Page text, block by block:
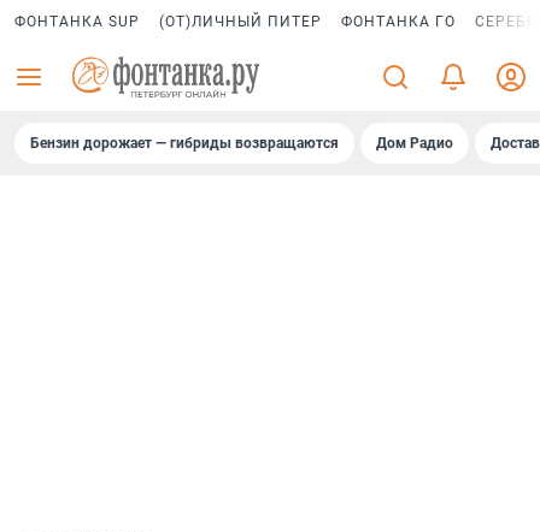
ФОНТАНКА SUP (ОТ)ЛИЧНЫЙ ПИТЕР ФОНТАНКА ГО
Бензин дорожает — гибриды возвращаются Дом Радио